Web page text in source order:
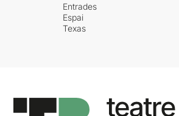
Entrades
Espai
Texas